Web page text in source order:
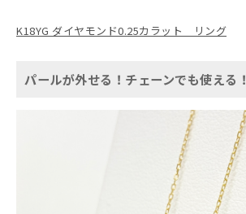
K18YG ダイヤモンド0.25カラット リング
パールが外せる！チェーンでも使える！